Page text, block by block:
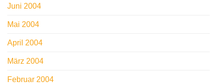
Juni 2004
Mai 2004
April 2004
März 2004
Februar 2004